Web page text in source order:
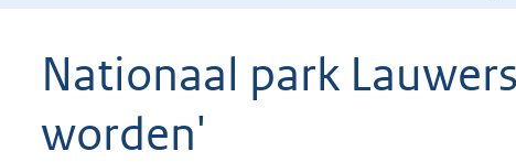
website
worden
toegestaan
Nationaal park
worden'